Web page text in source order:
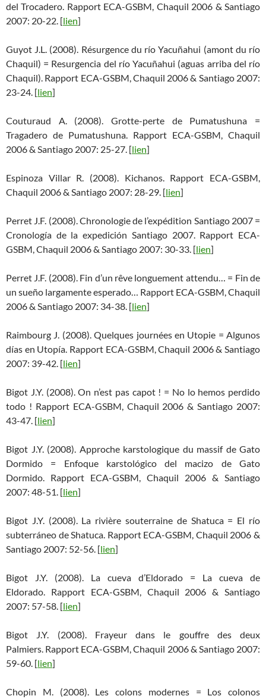
del Trocadero. Rapport ECA-GSBM, Chaquil 2006 & Santiago
2007: 20-22. [lien]
Guyot J.L. (2008). Résurgence du río Yacuñahui (amont du río
Chaquil) = Resurgencia del río Yacuñahui (aguas arriba del río
Chaquil). Rapport ECA-GSBM, Chaquil 2006 & Santiago 2007:
23-24. [lien]
Couturaud A. (2008). Grotte-perte de Pumatushuna =
Tragadero de Pumatushuna. Rapport ECA-GSBM, Chaquil
2006 & Santiago 2007: 25-27. [lien]
Espinoza Villar R. (2008). Kichanos. Rapport ECA-GSBM,
Chaquil 2006 & Santiago 2007: 28-29. [lien]
Perret J.F. (2008). Chronologie de l’expédition Santiago 2007 =
Cronología de la expedición Santiago 2007. Rapport ECA-
GSBM, Chaquil 2006 & Santiago 2007: 30-33. [lien]
Perret J.F. (2008). Fin d’un rêve longuement attendu… = Fin de
un sueño largamente esperado… Rapport ECA-GSBM, Chaquil
2006 & Santiago 2007: 34-38. [lien]
Raimbourg J. (2008). Quelques journées en Utopie = Algunos
días en Utopía. Rapport ECA-GSBM, Chaquil 2006 & Santiago
2007: 39-42. [lien]
Bigot J.Y. (2008). On n’est pas capot ! = No lo hemos perdido
todo ! Rapport ECA-GSBM, Chaquil 2006 & Santiago 2007:
43-47. [lien]
Bigot J.Y. (2008). Approche karstologique du massif de Gato
Dormido = Enfoque karstológico del macizo de Gato
Dormido. Rapport ECA-GSBM, Chaquil 2006 & Santiago
2007: 48-51. [lien]
Bigot J.Y. (2008). La rivière souterraine de Shatuca = El río
subterráneo de Shatuca. Rapport ECA-GSBM, Chaquil 2006 &
Santiago 2007: 52-56. [lien]
Bigot J.Y. (2008). La cueva d’Eldorado = La cueva de
Eldorado. Rapport ECA-GSBM, Chaquil 2006 & Santiago
2007: 57-58. [lien]
Bigot J.Y. (2008). Frayeur dans le gouffre des deux
Palmiers. Rapport ECA-GSBM, Chaquil 2006 & Santiago 2007:
59-60. [lien]
Chopin M. (2008). Les colons modernes = Los colonos